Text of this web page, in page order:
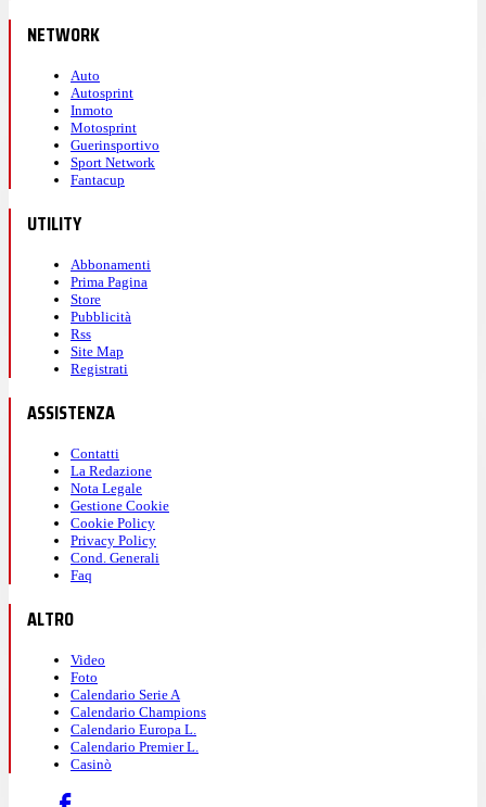
NETWORK
Auto
Autosprint
Inmoto
Motosprint
Guerinsportivo
Sport Network
Fantacup
UTILITY
Abbonamenti
Prima Pagina
Store
Pubblicità
Rss
Site Map
Registrati
ASSISTENZA
Contatti
La Redazione
Nota Legale
Gestione Cookie
Cookie Policy
Privacy Policy
Cond. Generali
Faq
ALTRO
Video
Foto
Calendario Serie A
Calendario Champions
Calendario Europa L.
Calendario Premier L.
Casinò